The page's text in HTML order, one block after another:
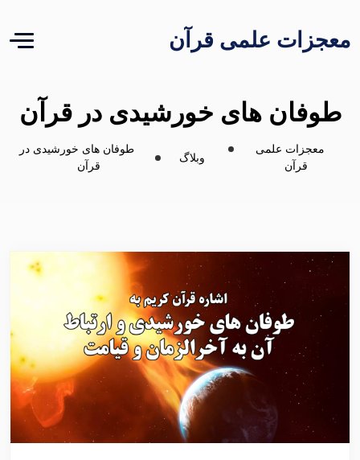
معجزات علمی قرآن
طوفان های خورشیدی در قرآن
معجزات علمی
قرآن
وبلاگ
طوفان های خورشیدی در
قرآن